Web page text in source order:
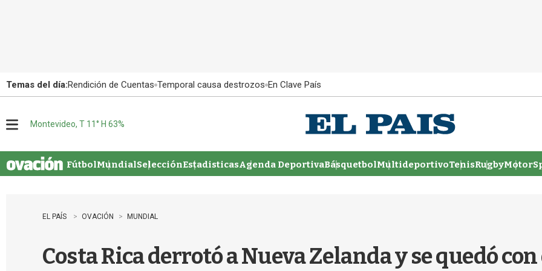
Temas del día:Rendición de Cuentas Temporal causa destrozos En Clave País
u
Montevideo, T 11° H 63%
FútbolMundialSelecciónEstadisticasAgenda DeportivaBásquetbolMultideportivoTenisRugby
EL PAÍS OVACIÓN MUNDIAL
Costa Rica derrotó a Nueva Zelanda y se quedó